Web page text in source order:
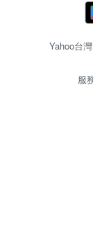
Yahoo台
服